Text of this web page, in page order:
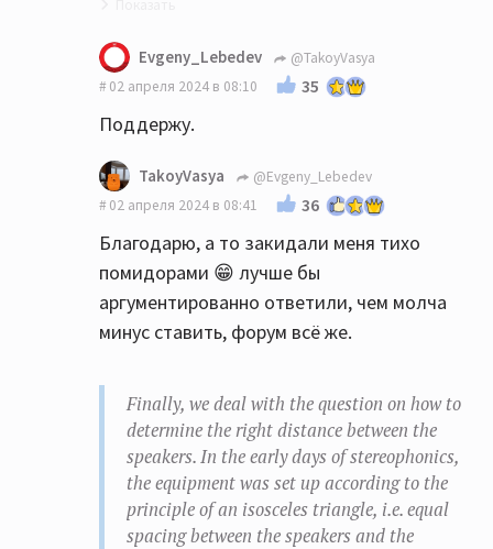
Точно😁
Evgeny_Lebedev
@TakoyVasya
02 апреля 2024 в 08:10
35
Поддержу.
TakoyVasya
@Evgeny_Lebedev
02 апреля 2024 в 08:41
36
Благодарю, а то закидали меня тихо
помидорами 😁 лучше бы
аргументированно ответили, чем молча
минус ставить, форум всё же.
Finally, we deal with the question on how to
determine the right distance between the
speakers. In the early days of stereophonics,
the equipment was set up according to the
principle of an isosceles triangle, i.e. equal
spacing between the speakers and the